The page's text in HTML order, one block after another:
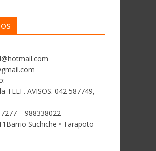
TELF. AVISOS. 042 587749,
– 988338022
Suchiche • Tarapoto